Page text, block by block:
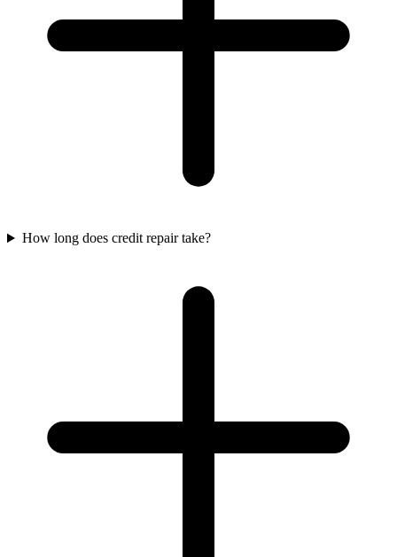
How long does credit repair take?